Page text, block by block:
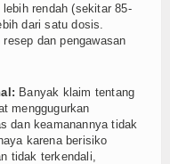
rendah (sekitar 85-
dari satu dosis.
dan pengawasan
Banyak klaim tentang
menggugurkan
dan keamanannya tidak
karena berisiko
tidak terkendali,